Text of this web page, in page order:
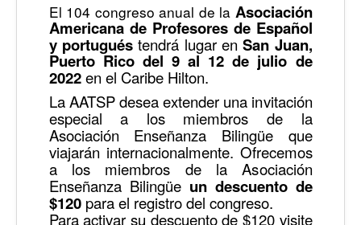
El 104 congreso anual de la Asociación
Americana de Profesores de Español
y portuguéstendrá lugar enSan Juan,
Puerto Rico del 9 al 12 de julio de
2022en el Caribe Hilton.
La AATSP desea extender una invitación
especial a los miembros de la
Asociación Enseñanza Bilingüe que
viajarán internacionalmente. Ofrecemos
a los miembros de la Asociación
Enseñanza Bilingüe un descuento de
$120para el registro del congreso.
Para activar su descuento de $120 visite